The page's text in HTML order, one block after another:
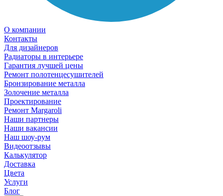
О компании
Контакты
Для дизайнеров
Радиаторы в интерьере
Гарантия лучшей цены
Ремонт полотенцесушителей
Бронзирование металла
Золочение металла
Проектирование
Ремонт Margaroli
Наши партнеры
Наши вакансии
Наш шоу-рум
Видеоотзывы
Калькулятор
Доставка
Цвета
Услуги
Блог